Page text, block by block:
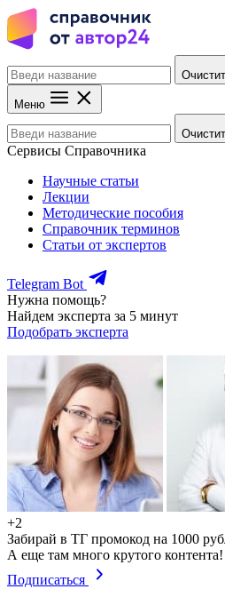
Меню
Сервисы Справочника
Научные статьи
Лекции
Методические пособия
Справочник терминов
Статьи от экспертов
Telegram Bot
Нужна помощь?
Найдем эксперта за 5 минут
Подобрать эксперта
+2
Забирай в ТГ промокод на 1000
А еще там много крутого контента!
Подписаться